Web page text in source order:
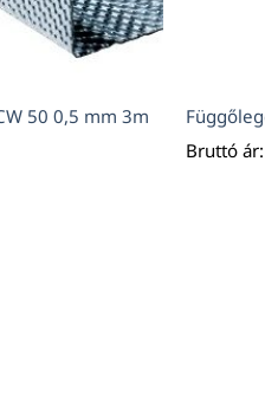
50 0,5 mm 3m
Bruttó ár: